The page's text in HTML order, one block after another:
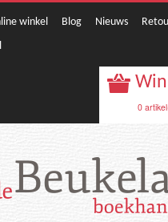
winkel Blog Nieuws
0